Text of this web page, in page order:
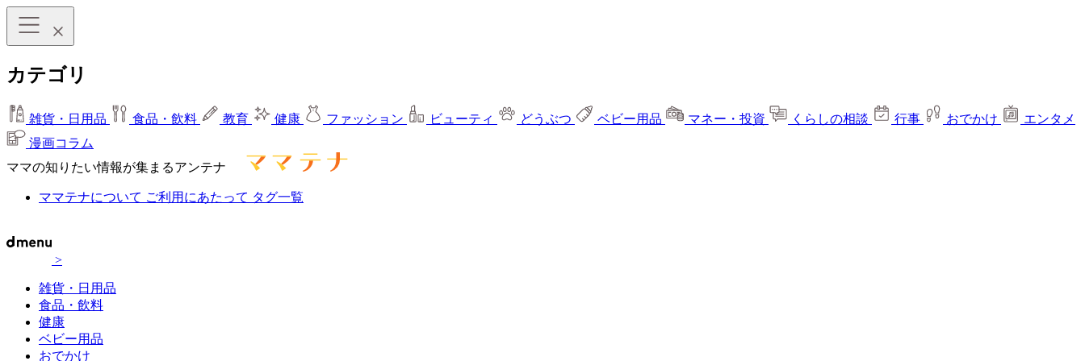
カテゴリ
雑貨・日用品 食品・飲料 教育 健康 ファッション ビューティ どうぶつ ベビー用品 マネー・投資 くらしの相談 行事 おでかけ
エンタメ
漫画コラム
ママの知りたい情報が集まるアンテナ
ママテナについて ご利用にあたって タグ一覧
>
雑貨・日用品
食品・飲料
健康
ベビー用品
おでかけ